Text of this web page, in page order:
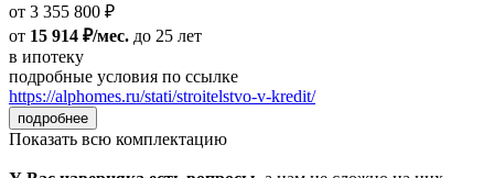
от 3 355 800 ₽
от 15 914 ₽/мес. до 25 лет
в ипотеку
подробные условия по ссылке
https://alphomes.ru/stati/stroitelstvo-v-kredit/
подробнее
Показать всю комплектацию